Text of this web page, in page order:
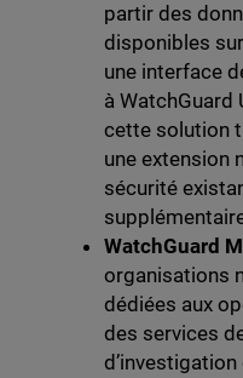
partir des
disponibles
une interface
à
cette solution
une extension
sécurité
WatchGuard
organisations
dédiées aux
des services